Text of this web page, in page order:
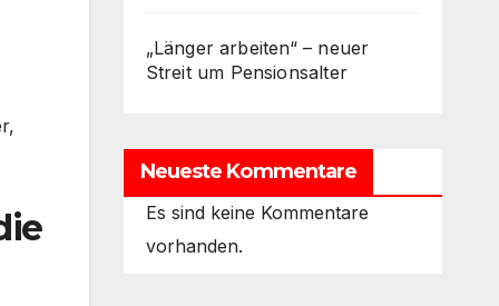
„Länger arbeiten“ – neuer
Streit um Pensionsalter
Neueste Kommentare
Es sind keine Kommentare
vorhanden.